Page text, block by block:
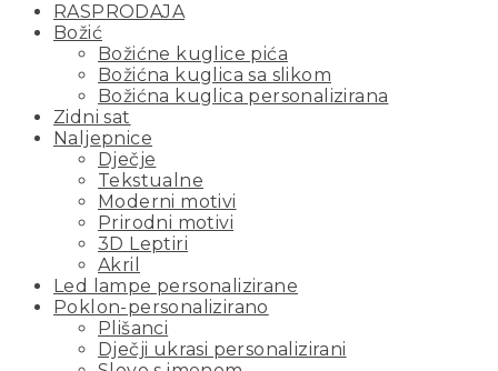
RASPRODAJA
Božić
Božićne kuglice pića
Božićna kuglica sa slikom
Božićna kuglica personalizirana
Zidni sat
Naljepnice
Dječje
Tekstualne
Moderni motivi
Prirodni motivi
3D Leptiri
Akril
Led lampe personalizirane
Poklon-personalizirano
Plišanci
Dječji ukrasi personalizirani